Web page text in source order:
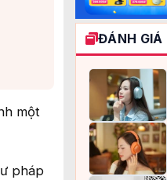
một
pháp
ĐÁNH GIÁ